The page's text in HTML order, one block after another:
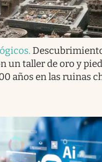
.
un taller de oro y
años en las ruinas